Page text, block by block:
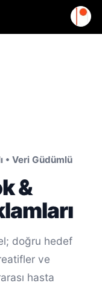
• Veri Güdümlü
&
doğru hedef
ve
hasta